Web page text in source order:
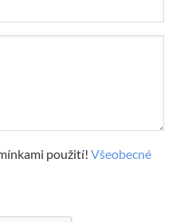
použití! Všeobecné